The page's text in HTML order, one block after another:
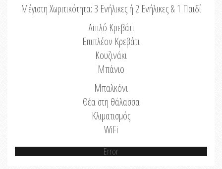
Μέγιστη Χωριτικότητα: 3 Ενήλικες ή 2 Ενήλικες & 1 Παιδί
Διπλό Κρεβάτι
Επιπλέον Κρεβάτι
Κουζινάκι
Μπάνιο
Μπαλκόνι
Θέα στη θάλασσα
Κλιματισμός
WiFi
Error